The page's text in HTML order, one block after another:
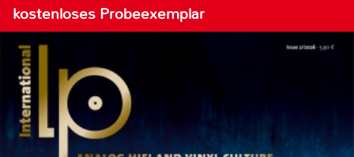
kostenloses Probeexemplar